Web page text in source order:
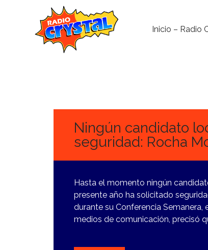
Inicio – Radio
Ningún candidato
seguridad: Rocha
Hasta el momento ningún
presente año ha solicitado
durante su Conferencia
medios de comunicación, precisó